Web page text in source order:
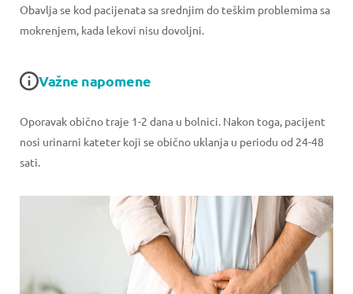
Obavlja se kod pacijenata sa srednjim do teškim problemima sa
mokrenjem, kada lekovi nisu dovoljni.
Važne napomene
Oporavak obično traje 1-2 dana u bolnici. Nakon toga, pacijent
nosi urinarni kateter koji se obično uklanja u periodu od 24-48
sati.